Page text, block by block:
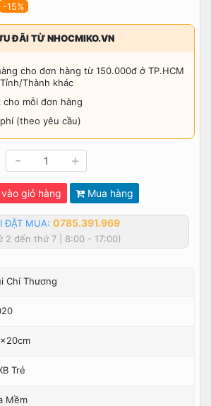
-15%
ĐÃI TỪ NHOCMIKO.VN
cho đơn hàng từ 150.000đ ở TP.HCM
Thành khác
cho mỗi đơn hàng
(theo yêu cầu)
- +
giỏ hàng Mua hàng
ĐẶT MUA: 0785.391.969
2 đến thứ 7 | 8:00 - 17:00)
Chí Thương
Trẻ
Mềm